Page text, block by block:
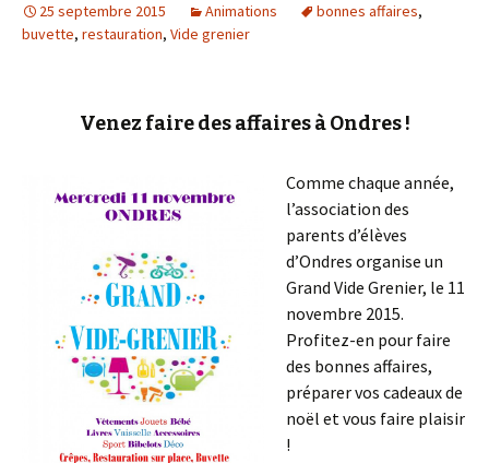
25 septembre 2015 Animations bonnes affaires,
buvette, restauration, Vide grenier
Venez faire des affaires à Ondres !
Comme chaque année,
l’association des
parents d’élèves
d’Ondres organise un
Grand Vide Grenier, le 11
novembre 2015.
Profitez-en pour faire
des bonnes affaires,
préparer vos cadeaux de
noël et vous faire plaisir
!